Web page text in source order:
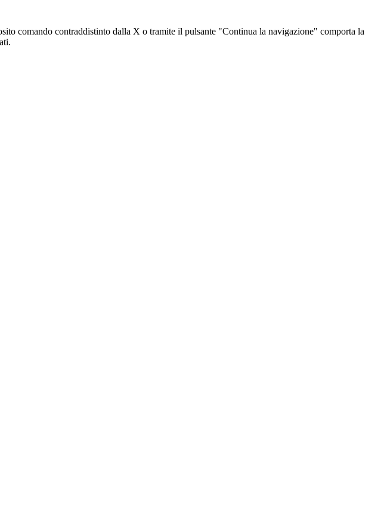
comando contraddistinto dalla X o tramite il pulsante "Continua la navigazione" comporta la